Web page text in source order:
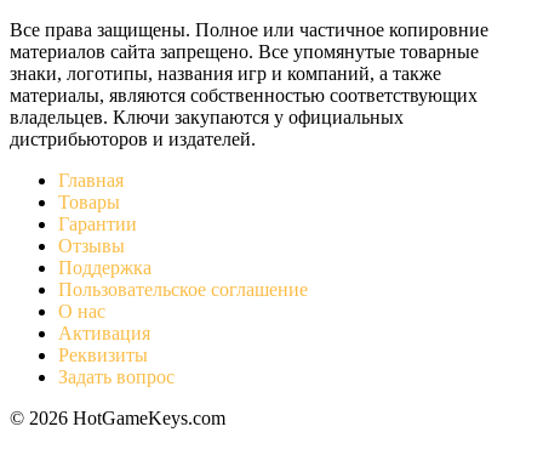
Все права защищены. Полное или частичное копировние
материалов сайта запрещено. Все упомянутые товарные
знаки, логотипы, названия игр и компаний, а также
материалы, являются собственностью соответствующих
владельцев. Ключи закупаются у официальных
дистрибьюторов и издателей.
Главная
Товары
Гарантии
Отзывы
Поддержка
Пользовательское соглашение
О нас
Активация
Реквизиты
Задать вопрос
© 2026 HotGameKeys.com